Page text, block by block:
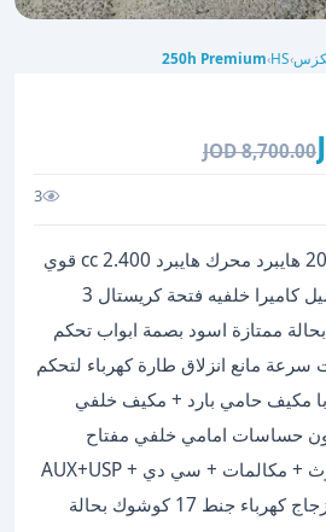
›
HS
›
250h Premium
8,700.00 JOD
3
لكزس HS250 موديل2011 هايبرد محرك هايبرد 2.400 cc قوي
واقتصادي لون خمري جميل كاميرا خلفيه فتحة كريستال 3
ممتازة اسود بصمة ابواب تحكم
مانع انزلاق طارة كهرباء لتحكم
مكيف حامي بارد + مكيف خلفي
حساسات امامي خلفي مفتاح
ريموت نظام صوتي بلوتوث + مكالمات + سي دي + AUX+USP
ايرباج SRS بريكات ABS زجاج كهرباء جنط 17 كوشوك بحالة